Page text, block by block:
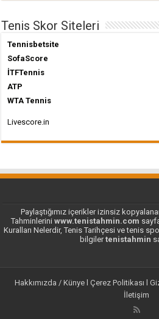
Tenis Skor Siteleri
Tennisbetsite
SofaScore
İTFTennis
ATP
WTA Tennis
Livescore.in
Paylaştığımız içerikler izinsiz
Tahminlerini www.tenistahmin.com
Kuralları Nelerdir, Tenis Tarihçesi ve tenis
bilgilertenistahmin
Hakkımızda / Künyel Çerez Politikası l
İletişim